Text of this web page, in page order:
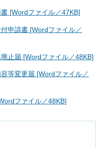
[Wordファイル／47KB]
申請書 [Wordファイル／
止届 [Wordファイル／48KB]
等変更届 [Wordファイル／
ファイル／48KB]